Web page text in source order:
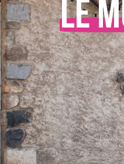
Le